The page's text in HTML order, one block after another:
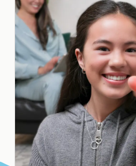
QCaMP Quantum
Undergraduate Quantum
Technisches Whitepaper
RESSOURCEN
Benutzerhandbuch
Quantencomputer
Aktivitäten